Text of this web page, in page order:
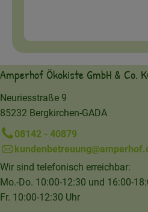
Amperhof Ökokiste GmbH & Co.
Neuriesstraße 9
85232 Bergkirchen-GADA
08142 - 40879
Wir sind telefonisch erreichbar:
Mo.-Do. 10:00-12:30 und 16:00-
Fr. 10:00-12:30 Uhr